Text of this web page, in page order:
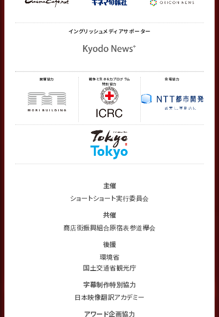
イングリッシュメディアサポーター
開催協力
戦争と生きる力プログラム
特別協力
会場協力
主催
ショートショート実行委員会
共催
商店街振興組合原宿表参道欅会
後援
環境省
国土交通省観光庁
字幕制作特別協力
日本映像翻訳アカデミー
アワード企画協力